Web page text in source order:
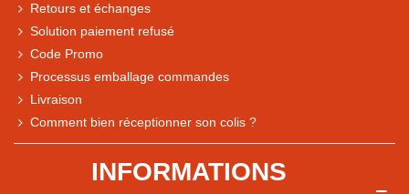
Comparaison des performances du magasin
Retours et échanges
Solution paiement refusé
Code Promo
Processus emballage commandes
Livraison
Comment bien réceptionner son colis ?
INFORMATIONS